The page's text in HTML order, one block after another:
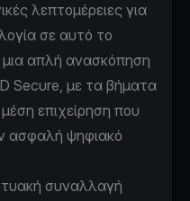
λεπτομέρειες για
σε αυτό το
μια απλή ανασκόπηση
Secure, με τα βήματα
επιχείρηση που
ασφαλή ψηφιακό
συναλλαγή